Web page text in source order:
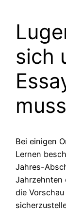
sich
Bei einigen
Lernen
Jahres-
Jahrzehnten
die